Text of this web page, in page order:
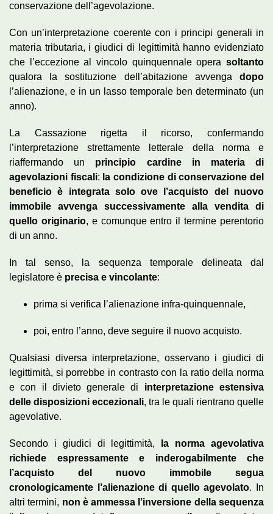
conservazione dell’agevolazione.
Con un’interpretazione coerente con i principi generali in
materia tributaria, i giudici di legittimità hanno evidenziato
che l’eccezione al vincolo quinquennale opera soltanto
qualora la sostituzione dell’abitazione avvenga dopo
l’alienazione, e in un lasso temporale ben determinato (un
anno).
La Cassazione rigetta il ricorso, confermando
l’interpretazione strettamente letterale della norma e
riaffermando un principio cardine in materia di
agevolazioni fiscali: la condizione di conservazione del
beneficio è integrata solo ove l’acquisto del nuovo
immobile avvenga successivamente alla vendita di
quello originario, e comunque entro il termine perentorio
di un anno.
In tal senso, la sequenza temporale delineata dal
legislatore è precisa e vincolante:
prima si verifica l’alienazione infra-quinquennale,
poi, entro l’anno, deve seguire il nuovo acquisto.
Qualsiasi diversa interpretazione, osservano i giudici di
legittimità, si porrebbe in contrasto con la ratio della norma
e con il divieto generale di interpretazione estensiva
delle disposizioni eccezionali, tra le quali rientrano quelle
agevolative.
Secondo i giudici di legittimità,
la norma agevolativa
richiede espressamente e inderogabilmente che
l’acquisto del nuovo immobile segua
cronologicamente l’alienazione di quello agevolato. In
altri termini, non è ammessa l’inversione della sequenza